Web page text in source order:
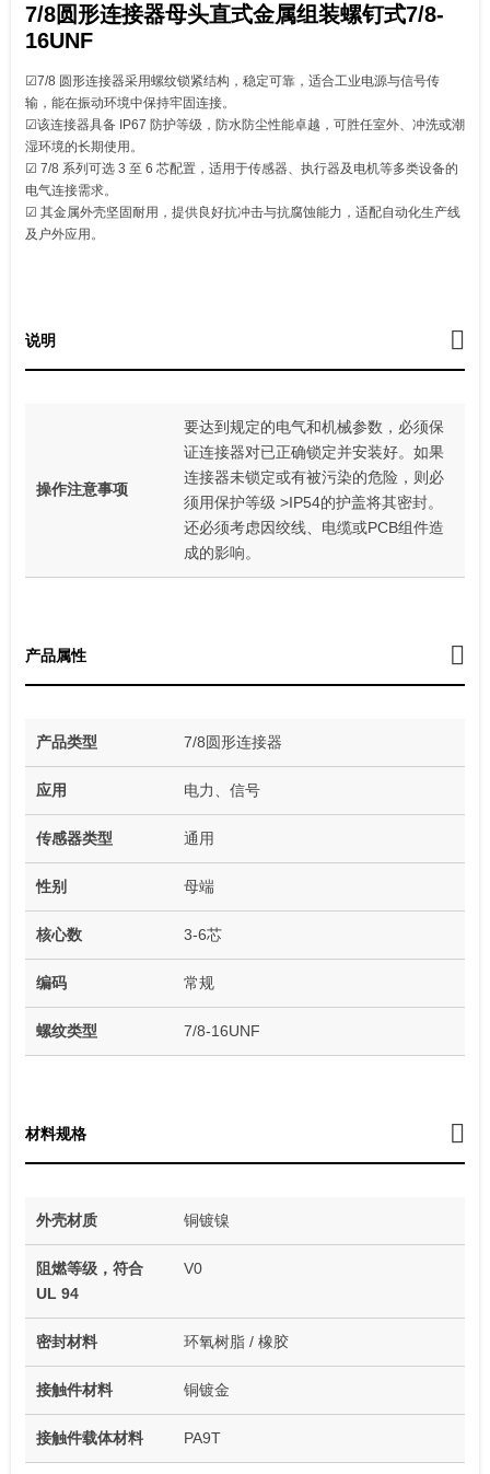
7/8圆形连接器母头直式金属组装螺钉式7/8-
16UNF
☑7/8 圆形连接器采用螺纹锁紧结构，稳定可靠，适合工业电源与信号传
输，能在振动环境中保持牢固连接。
☑该连接器具备 IP67 防护等级，防水防尘性能卓越，可胜任室外、冲洗或潮
湿环境的长期使用。
☑ 7/8 系列可选 3 至 6 芯配置，适用于传感器、执行器及电机等多类设备的
电气连接需求。
☑ 其金属外壳坚固耐用，提供良好抗冲击与抗腐蚀能力，适配自动化生产线
及户外应用。
说明
操作注意事项
要达到规定的电气和机械参数，必须保
证连接器对已正确锁定并安装好。如果
连接器未锁定或有被污染的危险，则必
须用保护等级 >IP54的护盖将其密封。
还必须考虑因绞线、电缆或PCB组件造
成的影响。
产品属性
产品类型 7/8圆形连接器
应用 电力、信号
传感器类型 通用
性别 母端
核心数 3-6芯
编码 常规
螺纹类型 7/8-16UNF
材料规格
外壳材质 铜镀镍
阻燃等级，符合
UL 94
V0
密封材料 环氧树脂 / 橡胶
接触件材料 铜镀金
接触件载体材料 PA9T